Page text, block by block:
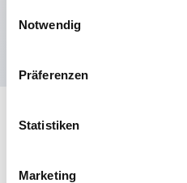
Notwendig
Präferenzen
Statistiken
Marketing
Schutzart IP65
Dokumente und